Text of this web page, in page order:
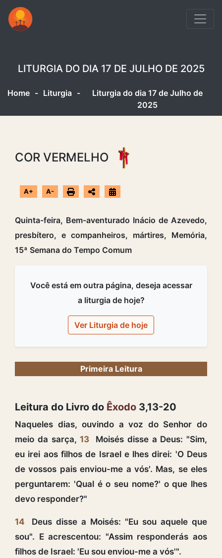
LITURGIA DO DIA 17 DE JULHO DE 2025
Home - Liturgia -
Liturgia do dia 17 de Julho de
2025
COR VERMELHO
A+ A-
Quinta-feira, Bem-aventurado Inácio de Azevedo,
presbítero, e companheiros, mártires, Memória,
15ª Semana do Tempo Comum
Você está em outra página, deseja acessar
a liturgia de hoje?
Ver Liturgia de hoje
Primeira Leitura
Leitura do Livro do Êxodo 3,13-20
Naqueles dias, ouvindo a voz do Senhor do
meio da sarça,13
Moisés disse a Deus: "Sim,
eu irei aos filhos de Israel e lhes direi: 'O Deus
de vossos pais enviou-me a vós'. Mas, se eles
perguntarem: 'Qual é o seu nome?' o que lhes
devo responder?"
14
Deus disse a Moisés: "Eu sou aquele que
sou". E acrescentou: "Assim responderás aos
filhos de Israel: 'Eu sou enviou-me a vós'".